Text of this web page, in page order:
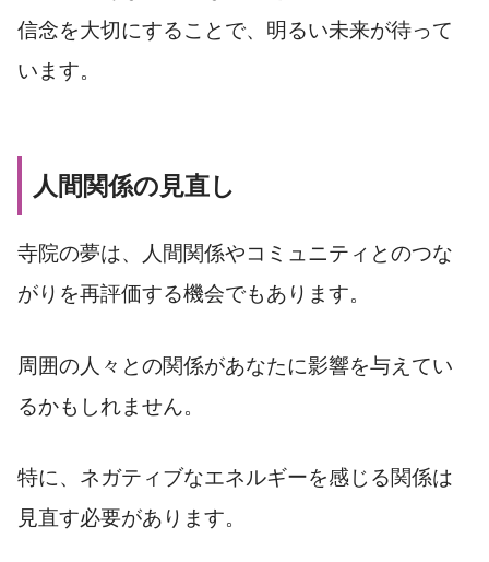
信念を大切にすることで、明るい未来が待って
います。
人間関係の見直し
寺院の夢は、人間関係やコミュニティとのつな
がりを再評価する機会でもあります。
周囲の人々との関係があなたに影響を与えてい
るかもしれません。
特に、ネガティブなエネルギーを感じる関係は
見直す必要があります。